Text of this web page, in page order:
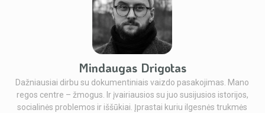
Mindaugas Drigotas
Dažniausiai dirbu su dokumentiniais vaizdo pasakojimas. Mano
regos centre – žmogus. Ir įvairiausios su juo susijusios istorijos,
socialinės problemos ir iššūkiai. Įprastai kuriu ilgesnės trukmės